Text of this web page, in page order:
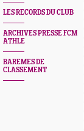
LES RECORDS DU CLUB
ARCHIVES PRESSE FCM
ATHLE
BAREMES DE
CLASSEMENT